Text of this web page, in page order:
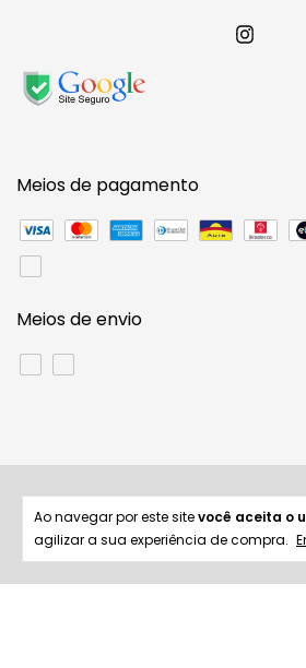
Ao navegar por este sitevocê aceita o
agilizar a sua experiência de compra.
Meios de pagamento
Meios de envio
Copyright Maria’s Make -
reservados.